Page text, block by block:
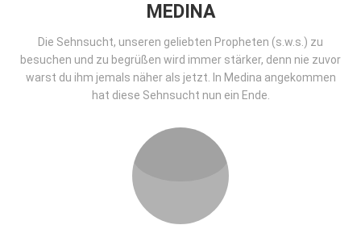
MEDINA
Die Sehnsucht, unseren geliebten Propheten (s.w.s.) zu
besuchen und zu begrüßen wird immer stärker, denn nie zuvor
warst du ihm jemals näher als jetzt. In Medina angekommen
hat diese Sehnsucht nun ein Ende.